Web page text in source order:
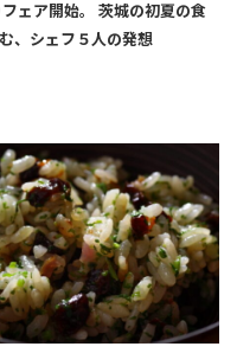
ェア開始。 茨城の初夏の食
、シェフ５人の発想